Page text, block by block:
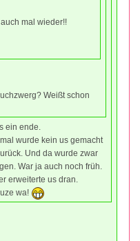
mal wieder!!
Weißt schon
ein ende.
wurde kein us gemacht
Und da wurde zwar
War ja auch noch früh.
erweiterte us dran.
wa!